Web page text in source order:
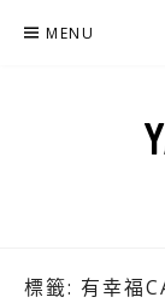
MENU
標籤: 有幸福